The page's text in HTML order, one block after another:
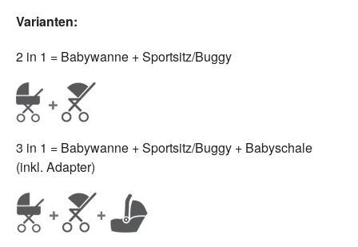
Varianten:
2 in 1 = Babywanne + Sportsitz/Buggy
3 in 1 = Babywanne + Sportsitz/Buggy + Babyschale
(inkl. Adapter)